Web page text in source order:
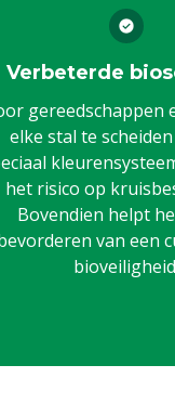
Verbeterde
gereedschappen
elke stal te
het risico op
Bovendien helpt
van een